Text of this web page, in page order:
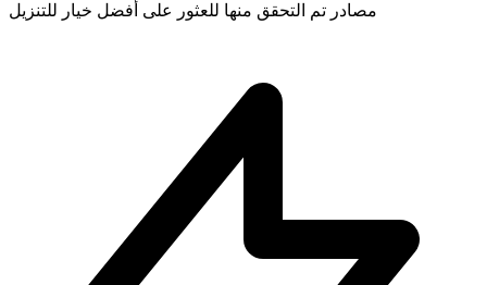
مصادر تم التحقق منها للعثور على أفضل خيار للتنزيل